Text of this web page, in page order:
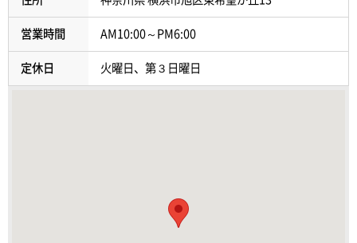
営業時間 AM10:00～PM6:00
定休日 火曜日、第３日曜日